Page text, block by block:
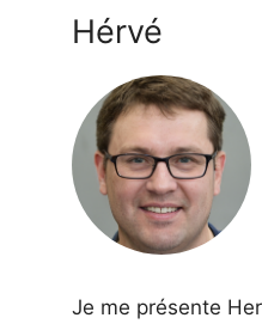
Hérvé
Je me présente